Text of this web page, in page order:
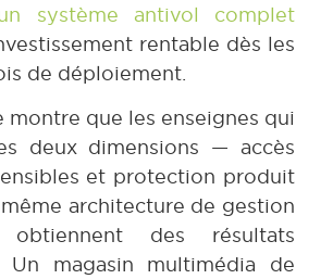
système antivol complet
rentable dès les
de déploiement.
montre que les enseignes qui
deux dimensions — accès
et protection produit
architecture de gestion
obtiennent des résultats
Un magasin multimédia de